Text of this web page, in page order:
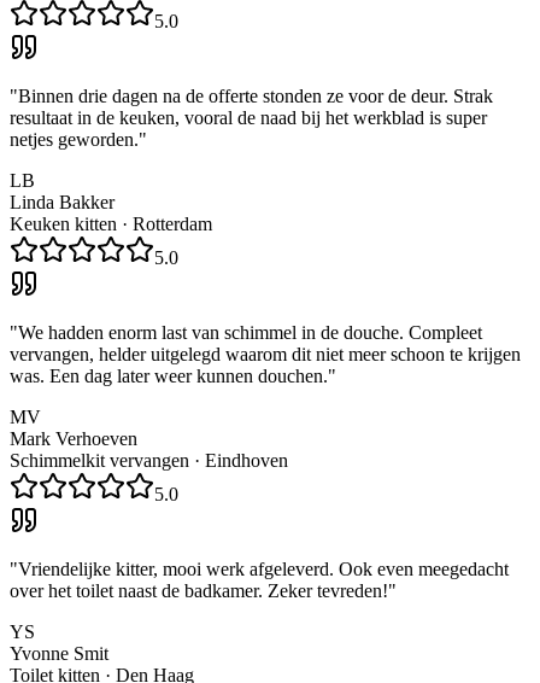
5.0
"Binnen drie dagen na de offerte stonden ze voor de deur. Strak
resultaat in de keuken, vooral de naad bij het werkblad is super
netjes geworden."
LB
Linda Bakker
Keuken kitten · Rotterdam
5.0
"We hadden enorm last van schimmel in de douche. Compleet
vervangen, helder uitgelegd waarom dit niet meer schoon te krijgen
was. Een dag later weer kunnen douchen."
MV
Mark Verhoeven
Schimmelkit vervangen · Eindhoven
5.0
"Vriendelijke kitter, mooi werk afgeleverd. Ook even meegedacht
over het toilet naast de badkamer. Zeker tevreden!"
YS
Yvonne Smit
Toilet kitten · Den Haag